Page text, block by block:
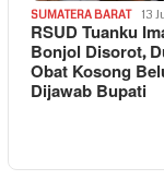
SUMATERA BARAT 13
RSUD Tuanku
Bonjol Disorot,
Obat Kosong
Dijawab Bupati